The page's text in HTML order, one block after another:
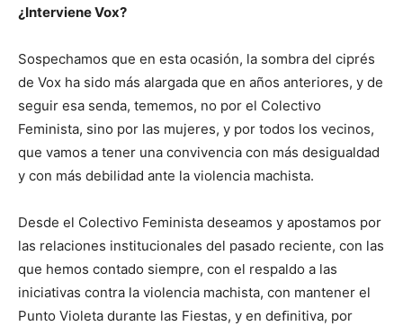
¿Interviene Vox?
Sospechamos que en esta ocasión, la sombra del ciprés
de Vox ha sido más alargada que en años anteriores, y de
seguir esa senda, tememos, no por el Colectivo
Feminista, sino por las mujeres, y por todos los vecinos,
que vamos a tener una convivencia con más desigualdad
y con más debilidad ante la violencia machista.
Desde el Colectivo Feminista deseamos y apostamos por
las relaciones institucionales del pasado reciente, con las
que hemos contado siempre, con el respaldo a las
iniciativas contra la violencia machista, con mantener el
Punto Violeta durante las Fiestas, y en deﬁnitiva, por